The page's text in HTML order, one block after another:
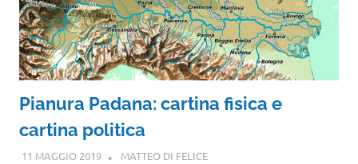
Pianura Padana: cartina fisica e
cartina politica
11 MAGGIO 2019 MATTEO DI FELICE